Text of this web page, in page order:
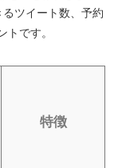
ツイート数、予約
です。
特徴